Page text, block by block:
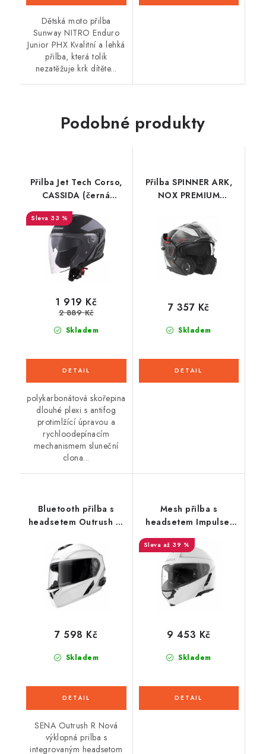
Dětská moto přilba
Sunway NITRO Enduro
Junior PHX Kvalitní a lehká
přilba, která tolik
nezatěžuje krk dítěte...
Podobné produkty
Přilba Jet Tech Corso,
CASSIDA (černá
33 %
Skladem
1 919 Kč
2 889 Kč
polykarbonátová skořepina
dlouhé plexi s antifog
protimlžící úpravou a
rychloodepínacím
mechanismem sluneční
clona...
Přilba SPINNER ARK,
NOX PREMIUM
2026
Skladem
7 357 Kč
Bluetooth přilba s
headsetem Outrush R,
Skladem
7 598 Kč
SENA Outrush R Nová
výklopná prilba s
integrovaným headsetom
Mesh přilba s
headsetem Impulse,
SENA (lesklá bílá)
až 39 %
Skladem
9 453 Kč